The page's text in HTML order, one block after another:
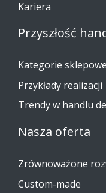
Kariera
Przyszłość
Kategorie sklepowe
Przykłady realizacji
Trendy w handlu
Nasza oferta
Zrównoważone
Custom-made